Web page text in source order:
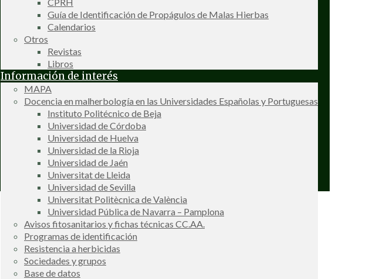
Guía de Identificación de Propágulos de Malas Hierbas
Calendarios
Otros
Revistas
Libros
Información de interés
MAPA
Docencia en malherbología en las Universidades Españolas y Portuguesas
Instituto Politécnico de Beja
Universidad de Córdoba
Universidad de Huelva
Universidad de la Rioja
Universidad de Jaén
Universitat de Lleida
Universidad de Sevilla
Universitat Politècnica de València
Universidad Pública de Navarra – Pamplona
Avisos fitosanitarios y fichas técnicas CC.AA.
Programas de identificación
Resistencia a herbicidas
Sociedades y grupos
Base de datos